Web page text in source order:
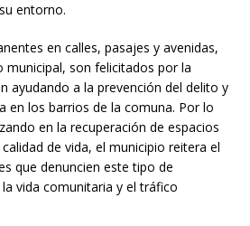
entorno.
en calles, pasajes y avenidas,
municipal, son felicitados por la
ayudando a la prevención del delito y
en los barrios de la comuna. Por lo
en la recuperación de espacios
de vida, el municipio reitera el
que denuncien este tipo de
vida comunitaria y el tráfico